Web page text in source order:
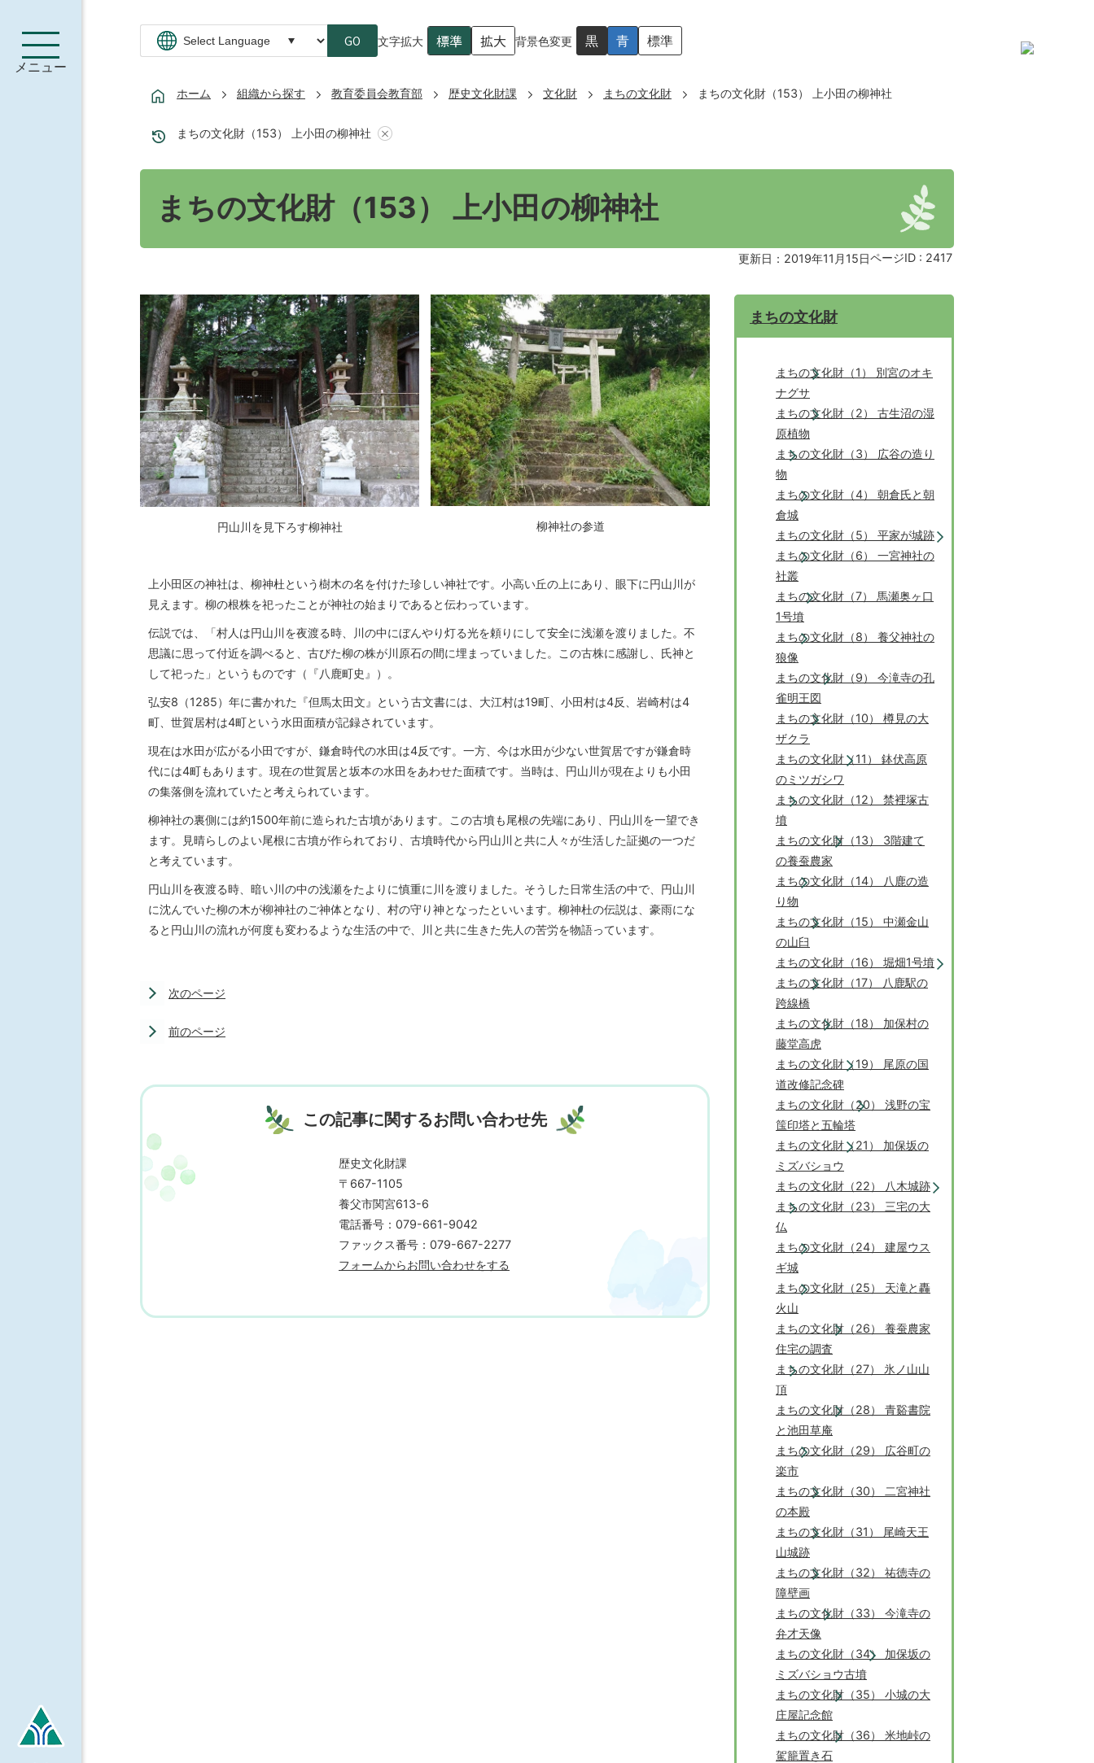
メニュー
GO 文字拡大 標準 拡大 背景色変更 黒 青 標準
ホーム 組織から探す 教育委員会教育部 歴史文化財課 文化財 まちの文化財 まちの文化財（153） 上小田の柳神社
まちの文化財（153） 上小田の柳神社
まちの文化財（153） 上小田の柳神社
更新日：2019年11月15日ページID : 2417
円山川を見下ろす柳神社 柳神社の参道
上小田区の神社は、柳神杜という樹木の名を付けた珍しい神社です。小高い丘の上にあり、眼下に円山川が
見えます。柳の根株を祀ったことが神社の始まりであると伝わっています。
伝説では、「村人は円山川を夜渡る時、川の中にぼんやり灯る光を頼りにして安全に浅瀬を渡りました。不
思議に思って付近を調べると、古びた柳の株が川原石の間に埋まっていました。この古株に感謝し、氏神と
して祀った」というものです（『八鹿町史』）。
弘安8（1285）年に書かれた『但馬太田文』という古文書には、大江村は19町、小田村は4反、岩崎村は4
町、世賀居村は4町という水田面積が記録されています。
現在は水田が広がる小田ですが、鎌倉時代の水田は4反です。一方、今は水田が少ない世賀居ですが鎌倉時
代には4町もあります。現在の世賀居と坂本の水田をあわせた面積です。当時は、円山川が現在よりも小田
の集落側を流れていたと考えられています。
柳神社の裏側には約1500年前に造られた古墳があります。この古墳も尾根の先端にあり、円山川を一望でき
ます。見晴らしのよい尾根に古墳が作られており、古墳時代から円山川と共に人々が生活した証拠の一つだ
と考えています。
円山川を夜渡る時、暗い川の中の浅瀬をたよりに慎重に川を渡りました。そうした日常生活の中で、円山川
に沈んでいた柳の木が柳神社のご神体となり、村の守り神となったといいます。柳神杜の伝説は、豪雨にな
ると円山川の流れが何度も変わるような生活の中で、川と共に生きた先人の苦労を物語っています。
次のページ
前のページ
この記事に関するお問い合わせ先
歴史文化財課
〒667-1105
養父市関宮613-6
電話番号：079-661-9042
ファックス番号：079-667-2277
フォームからお問い合わせをする
まちの文化財
まちの文化財（1） 別宮のオキ
ナグサ
まちの文化財（2） 古生沼の湿
原植物
まちの文化財（3） 広谷の造り
物
まちの文化財（4） 朝倉氏と朝
倉城
まちの文化財（5） 平家が城跡
まちの文化財（6） 一宮神社の
社叢
まちの文化財（7） 馬瀬奥ヶ口
1号墳
まちの文化財（8） 養父神社の
狼像
まちの文化財（9） 今滝寺の孔
雀明王図
まちの文化財（10） 樽見の大
ザクラ
まちの文化財（11） 鉢伏高原
のミツガシワ
まちの文化財（12） 禁裡塚古
墳
まちの文化財（13） 3階建て
の養蚕農家
まちの文化財（14） 八鹿の造
り物
まちの文化財（15） 中瀬金山
の山臼
まちの文化財（16） 堀畑1号墳
まちの文化財（17） 八鹿駅の
跨線橋
まちの文化財（18） 加保村の
藤堂高虎
まちの文化財（19） 尾原の国
道改修記念碑
まちの文化財（20） 浅野の宝
筺印塔と五輪塔
まちの文化財（21） 加保坂の
ミズバショウ
まちの文化財（22） 八木城跡
まちの文化財（23） 三宅の大
仏
まちの文化財（24） 建屋ウス
ギ城
まちの文化財（25） 天滝と轟
火山
まちの文化財（26） 養蚕農家
住宅の調査
まちの文化財（27） 氷ノ山山
頂
まちの文化財（28） 青谿書院
と池田草庵
まちの文化財（29） 広谷町の
楽市
まちの文化財（30） 二宮神社
の本殿
まちの文化財（31） 尾崎天王
山城跡
まちの文化財（32） 祐徳寺の
障壁画
まちの文化財（33） 今滝寺の
弁才天像
まちの文化財（34） 加保坂の
ミズバショウ古墳
まちの文化財（35） 小城の大
庄屋記念館
まちの文化財（36） 米地峠の
駕籠置き石